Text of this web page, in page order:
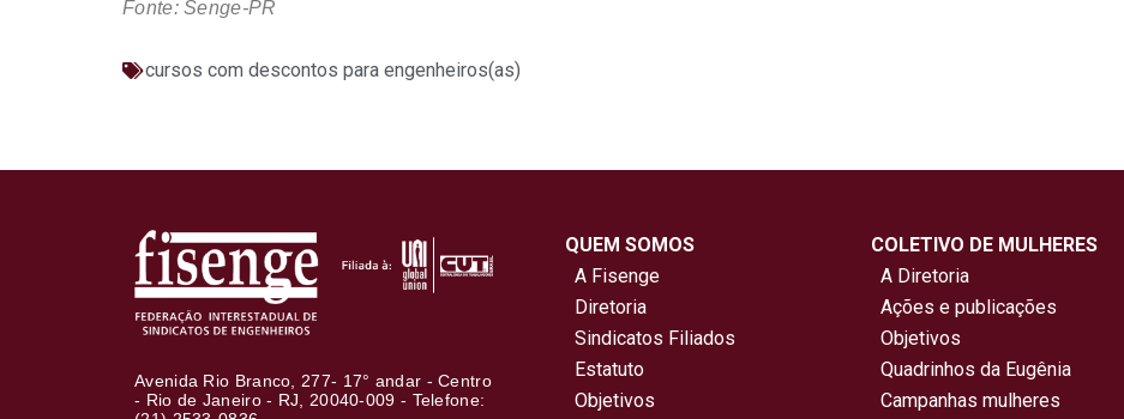
Fonte: Senge-PR
cursos com descontos para engenheiros(as)
Avenida Rio Branco, 277- 17° andar - Centro
- Rio de Janeiro - RJ, 20040-009 - Telefone:
QUEM SOMOS
A Fisenge
Diretoria
Sindicatos Filiados
Estatuto
Objetivos
COLETIVO DE MULHERES
A Diretoria
Ações e publicações
Objetivos
Quadrinhos da Eugênia
Campanhas mulheres